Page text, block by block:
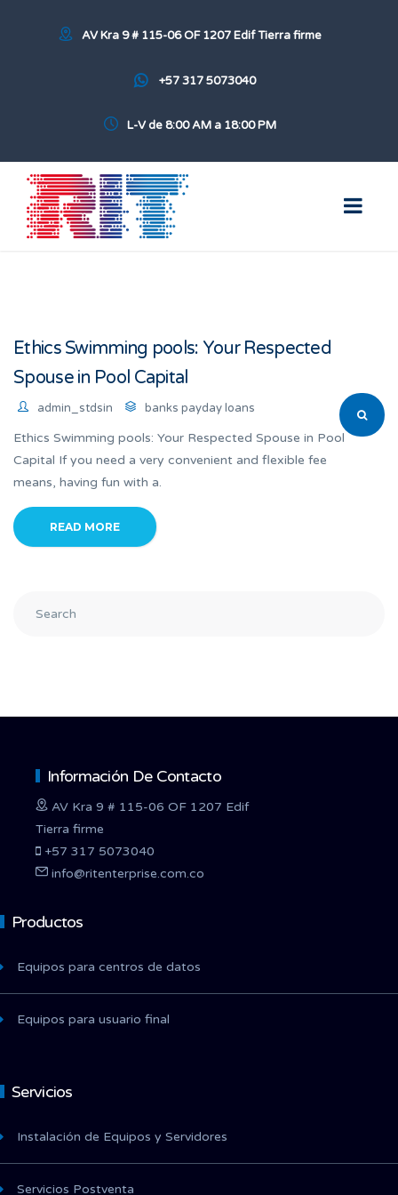
AV Kra 9 # 115-06 OF 1207 Edif Tierra firme
+57 317 5073040
L-V de 8:00 AM a 18:00 PM
Ethics Swimming pools: Your Respected
Spouse in Pool Capital
admin_stdsin banks payday loans
Ethics Swimming pools: Your Respected Spouse in Pool
Capital If you need a very convenient and flexible fee
means, having fun with a.
READ MORE
Información De Contacto
AV Kra 9 # 115-06 OF 1207 Edif
Tierra firme
+57 317 5073040
info@ritenterprise.com.co
Productos
Equipos para centros de datos
Equipos para usuario final
Servicios
Instalación de Equipos y Servidores
Servicios Postventa